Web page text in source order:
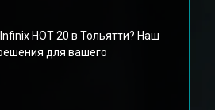
HOT 20 в Тольятти? Наш
для вашего